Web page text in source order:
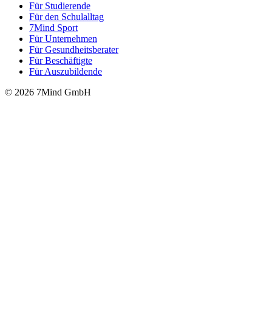
Für Stu­die­rende
Für den Schulalltag
7Mind Sport
Für Unter­neh­men
Für Gesund­heits­be­ra­ter
Für Beschäftigte
Für Auszubildende
© 2026 7Mind GmbH